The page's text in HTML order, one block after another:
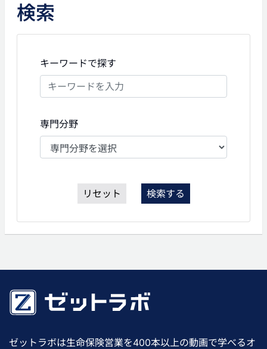
検索
キーワードで探す
専門分野
リセット 検索する
ゼットラボは生命保険営業を400本以上の動画で学べるオ